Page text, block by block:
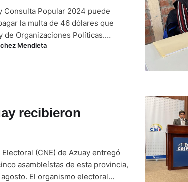
Consulta Popular 2024 puede
la multa de 46 dólares que
de Organizaciones Políticas.
se presentó a conformar las
evitar cancelar …
Mendieta
recibieron
(CNE) de Azuay entregó
asambleístas de esta provincia,
El organismo electoral